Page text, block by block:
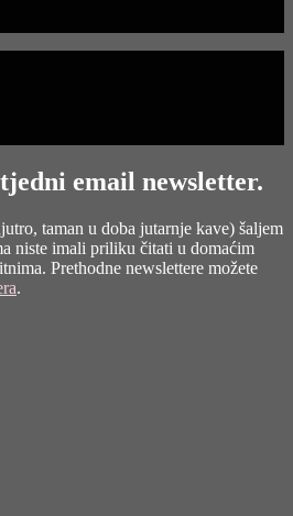
email newsletter.
taman u doba jutarnje kave) šaljem
niste imali priliku čitati u domaćim
Prethodne newslettere možete
.